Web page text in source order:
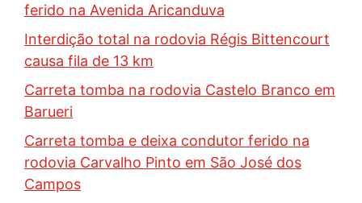
ferido na Avenida Aricanduva
Interdição total na rodovia Régis Bittencourt
causa fila de 13 km
Carreta tomba na rodovia Castelo Branco em
Barueri
Carreta tomba e deixa condutor ferido na
rodovia Carvalho Pinto em São José dos
Campos